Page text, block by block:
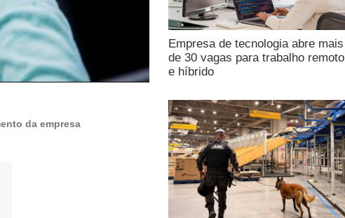
da empresa
Empresa de tecnologia abre mais
de 30 vagas para trabalho remoto
e híbrido